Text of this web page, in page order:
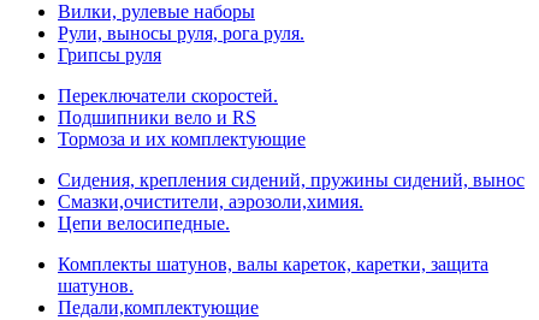
Вилки, рулевые наборы
Рули, выносы руля, рога руля.
Грипсы руля
Переключатели скоростей.
Подшипники вело и RS
Тормоза и их комплектующие
Сидения, крепления сидений, пружины сидений, вынос
Смазки,очистители, аэрозоли,химия.
Цепи велосипедные.
Комплекты шатунов, валы кареток, каретки, защита
шатунов.
Педали,комплектующие